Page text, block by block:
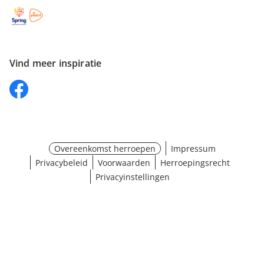
Vind meer inspiratie
Overeenkomst herroepen
Impressum
Privacybeleid
Voorwaarden
Herroepingsrecht
Privacyinstellingen